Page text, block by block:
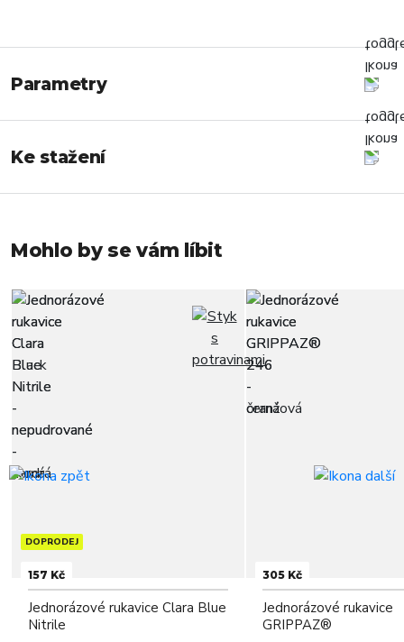
Parametry
Ke stažení
Mohlo by se vám líbit
DOPRODEJ
157 Kč
Jednorázové rukavice Clara Blue
Nitrile
305 Kč
Jednorázové rukavice
GRIPPAZ®